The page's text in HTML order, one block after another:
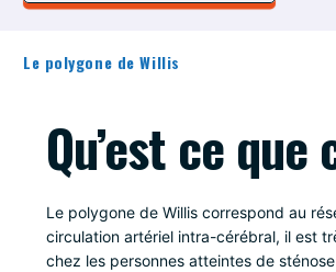
Le polygone de Willis
Qu’est ce que
Le polygone de Willis correspond au
circulation artériel intra-cérébral, il est
chez les personnes atteintes de